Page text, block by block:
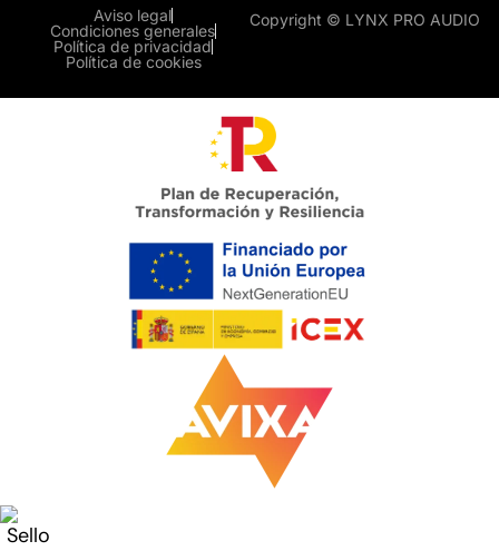
Copyright © LYNX PRO AUDIO
Aviso legal
Condiciones generales
Política de privacidad
Política de cookies